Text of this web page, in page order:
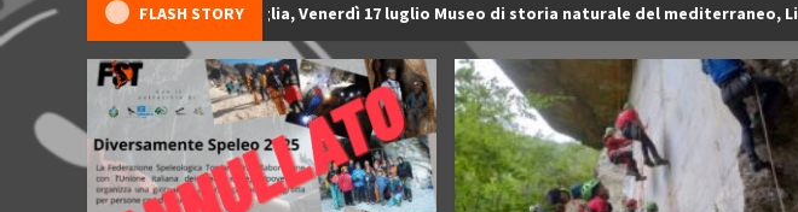
FLASH STORY
dei Monti di Campiglia, Venerdì 17 luglio Museo di storia naturale del mediterraneo, Livorno